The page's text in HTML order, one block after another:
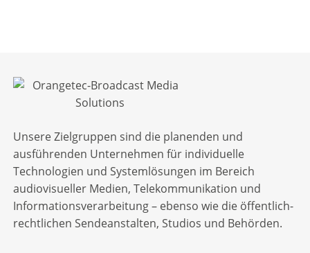
Unsere Zielgruppen sind die planenden und
ausführenden Unternehmen für individuelle
Technologien und Systemlösungen im Bereich
audiovisueller Medien, Telekommunikation und
Informationsverarbeitung – ebenso wie die öffentlich-
rechtlichen Sendeanstalten, Studios und Behörden.